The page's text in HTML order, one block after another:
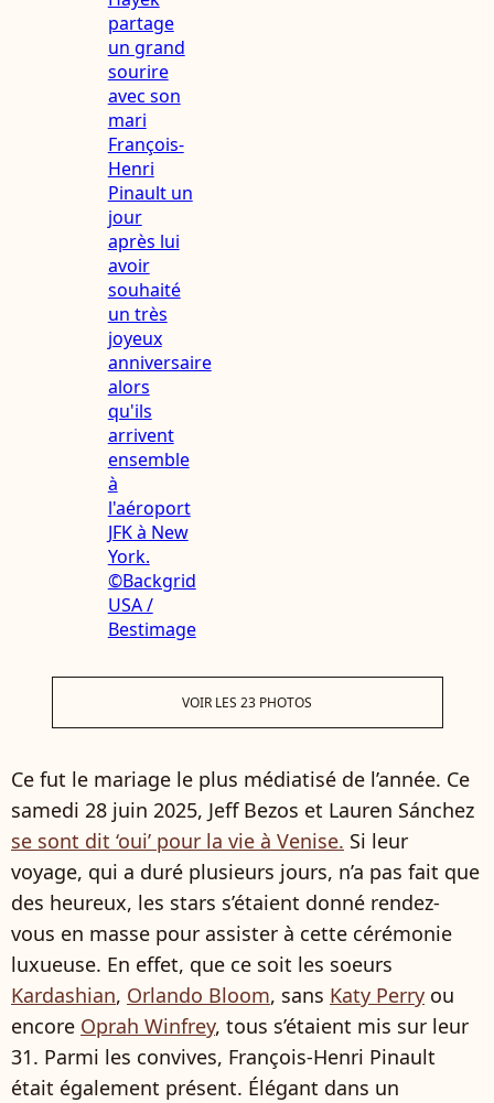
VOIR LES 23 PHOTOS
Ce fut le mariage le plus médiatisé de l’année. Ce
samedi 28 juin 2025, Jeff Bezos et Lauren Sánchez
se sont dit ‘oui’ pour la vie à Venise. Si leur
voyage, qui a duré plusieurs jours, n’a pas fait que
des heureux, les stars s’étaient donné rendez-
vous en masse pour assister à cette cérémonie
luxueuse. En effet, que ce soit les soeurs
Kardashian, Orlando Bloom, sans Katy Perry ou
encore Oprah Winfrey, tous s’étaient mis sur leur
31. Parmi les convives, François-Henri Pinault
était également présent. Élégant dans un